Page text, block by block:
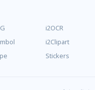
i2OCR
i2Clipart
Stickers